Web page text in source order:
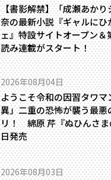
【書影解禁】「成瀬あかり
奈の最新小説『ギャルにひ
ェ』特設サイトオープン＆
読み連載がスタート！
2026年08月04日
ようこそ令和の因習タワマ
異」二重の恐怖が襲う最悪
リ！ 綿原 芹『ぬひんさ
日発売
2026年08月03日